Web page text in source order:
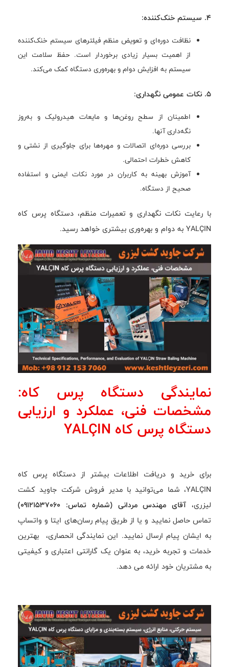
4. سیستم خنک‌کننده:
نظافت دوره‌ای و تعویض منظم فیلترهای سیستم خنک‌کننده
از اهمیت بسیار زیادی برخوردار است. حفظ سلامت این
سیستم به افزایش دوام و بهره‌وری دستگاه کمک می‌کند.
5. نکات عمومی نگهداری:
اطمینان از سطح روغن‌ها و مایعات هیدرولیک و به‌روز
نگه‌داری آنها.
بررسی دوره‌ای اتصالات و مهره‌ها برای جلوگیری از نشتی و
کاهش خطرات احتمالی.
آموزش بهینه به کاربران در مورد نکات ایمنی و استفاده
صحیح از دستگاه.
با رعایت نکات نگهداری و تعمیرات منظم، دستگاه پرس کاه
YALÇIN به دوام و بهره‌وری بیشتری خواهد رسید.
نمایندگی دستگاه پرس کاه:
مشخصات فنی، عملکرد و ارزیابی
دستگاه پرس کاه YALÇIN
برای خرید و دریافت اطلاعات بیشتر از دستگاه پرس کاه
YALÇIN، شما می‌توانید با مدیر فروش شرکت جاوید کشت
لیزری، آقای مهندس مردانی (شماره تماس: 09121537060)
تماس حاصل نمایید و یا از طریق پیام رسان‌های ایتا و واتساپ
به ایشان پیام ارسال نمایید. این نمایندگی انحصاری، بهترین
خدمات و تجربه خرید، به عنوان یک گارانتی اعتباری و کیفیتی
به مشتریان خود ارائه می دهد.